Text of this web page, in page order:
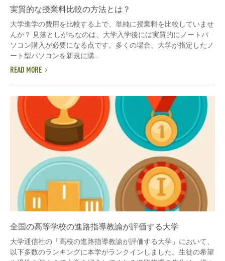
実質的な授業料比較の方法とは？
大学進学の費用を比較する上で、単純に授業料を比較していませ
んか？ 見落としがちなのは、大学入学後には実質的にノートパ
ソコン購入が必要になる点です。多くの場合、大学が指定したノ
ート型パソコンを新規に購...
READ MORE
全国の高等学校の進路指導教諭が評価する大学
大学通信社の「高校の進路指導教諭が評価する大学」において、
以下多数のランキングに本学がランクインしました。生徒の希望